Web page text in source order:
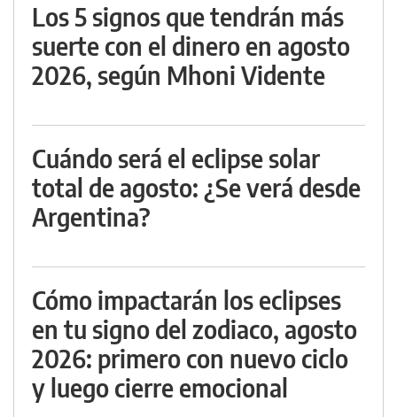
Los 5 signos que tendrán más
suerte con el dinero en agosto
2026, según Mhoni Vidente
Cuándo será el eclipse solar
total de agosto: ¿Se verá desde
Argentina?
Cómo impactarán los eclipses
en tu signo del zodiaco, agosto
2026: primero con nuevo ciclo
y luego cierre emocional